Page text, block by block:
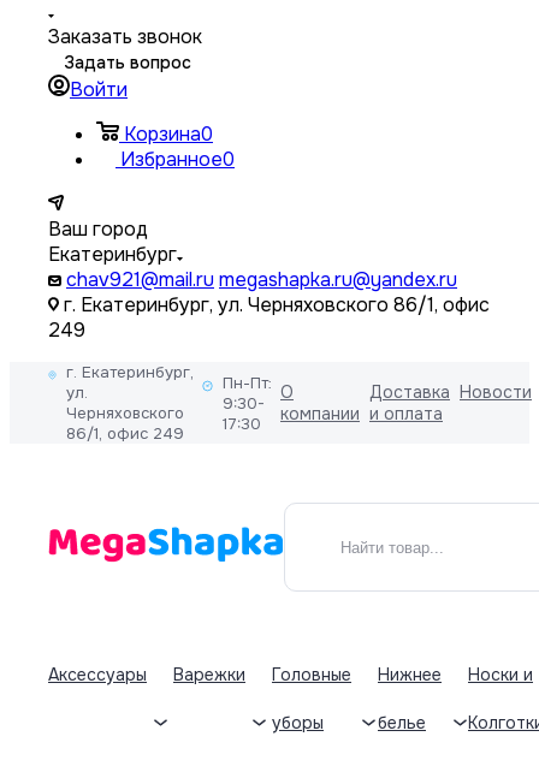
Заказать звонок
Задать вопрос
Войти
Корзина0
Избранное0
Ваш город
Екатеринбург
chav921@mail.ru megashapka.ru@yandex.ru
г. Екатеринбург, ул. Черняховского 86/1, офис
249
г. Екатеринбург,
ул.
Черняховского
86/1, офис 249
Пн-Пт:
9:30-
17:30
О
компании
Доставка
и оплата
Новости
Аксессуары Варежки Головные
уборы
Нижнее
белье
Носки и